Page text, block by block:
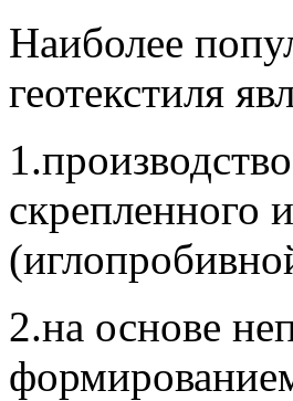
Наиболее
геотекстиля
скрепленного
2.на основе